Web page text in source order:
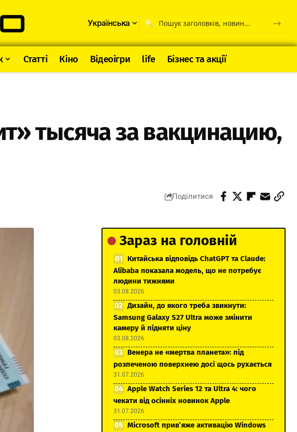
Українська
Статті Кіно Відеоігри life Бізнес та акції
тысяча за вакцинацию,
Поділитися
Зараз на головній
Китайська відповідь ChatGPT та Claude:
Alibaba показала модель, що не потребує
людини тижнями
03.08.2026
Дизайн, до якого треба звикнути:
Samsung Galaxy S27 Ultra може змінити
камеру й підняти ціну
03.08.2026
Венера не «мертва планета»: під
розпеченою поверхнею досі щось рухається
31.07.2026
Apple Watch Series 12 та Ultra 4: чого
чекати від осінніх новинок Apple
31.07.2026
Microsoft прив’яже активацію Windows